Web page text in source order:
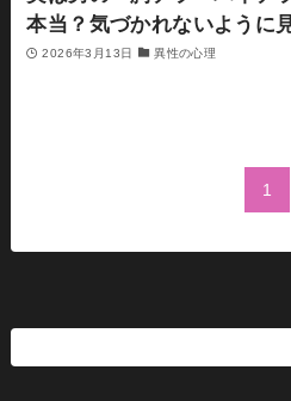
本当？気づかれないように
2026年3月13日 異性の心理
1